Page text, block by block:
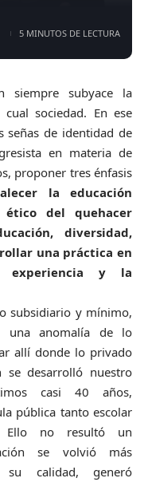
5 MINUTOS DE LECTURA
siempre subyace la
sociedad. En ese
señas de identidad de
en materia de
proponer tres énfasis
la educación
del quehacer
diversidad,
una práctica en
y la
subsidiario y mínimo,
una anomalía de lo
allí donde lo privado
se desarrolló nuestro
casi 40 años,
pública tanto escolar
Ello no resultó un
se volvió más
su calidad, generó